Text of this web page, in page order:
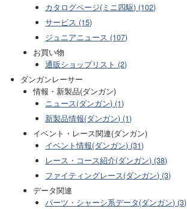
カタログページ(ミニ四駆) (102)
サービス (15)
ジュニアニュース (107)
お買い物
通販ショップリスト (2)
ダンガンレーサー
情報・新製品(ダンガン)
ニュース(ダンガン) (1)
新製品情報(ダンガン) (1)
イベント・レース関連(ダンガン)
イベント情報(ダンガン) (31)
レース・コース紹介(ダンガン) (38)
ファイティングレース(ダンガン) (3)
データ関連
パーツ・シャーシ系データ(ダンガン) (3)